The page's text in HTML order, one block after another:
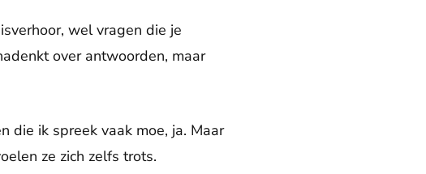
wel vragen die je
over antwoorden, maar
die ik spreek vaak moe, ja. Maar
ze zich zelfs trots.